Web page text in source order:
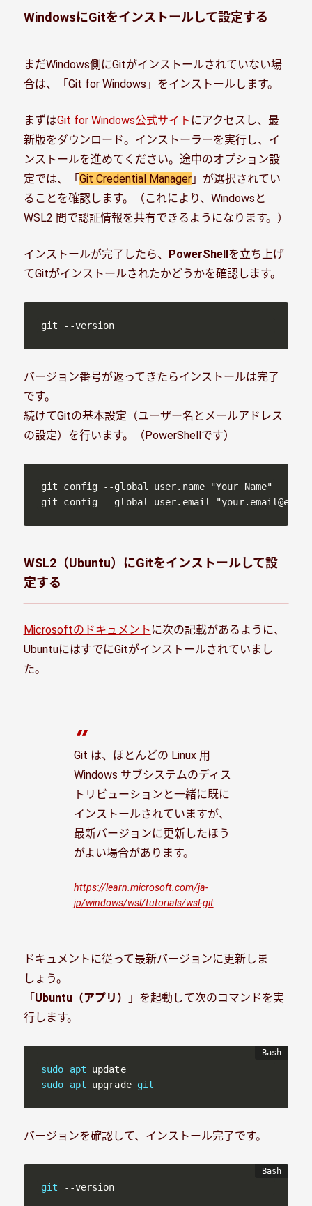
WindowsにGitをインストールして設定する
まだWindows側にGitがインストールされていない場
合は、「Git for Windows」をインストールします。
まずはGit for Windows公式サイト にアクセスし、最
新版をダウンロード。インストーラーを実行し、イ
ンストールを進めてください。途中のオプション設
定では、「 Git Credential Manager」が選択されてい
ることを確認します。（これにより、Windowsと
WSL2 間で認証情報を共有できるようになります。）
インストールが完了したら、 PowerShell を立ち上げ
てGitがインストールされたかどうかを確認します。
git --version
バージョン番号が返ってきたらインストールは完了
です。
続けてGitの基本設定（ユーザー名とメールアドレス
の設定）を行います。（PowerShellです）
git config --global user.name "Your Name"
git config --global user.email
WSL2（Ubuntu）にGitをインストールして設
定する
Microsoftのドキュメント に次の記載があるように、
UbuntuにはすでにGitがインストールされていまし
た。
Git は、ほとんどの Linux 用
Windows サブシステムのディス
トリビューションと一緒に既に
インストールされていますが、
最新バージョンに更新したほう
がよい場合があります。
https://learn.microsoft.com/ja-
jp/windows/wsl/tutorials/wsl-git
ドキュメントに従って最新バージョンに更新しま
しょう。
「 Ubuntu（アプリ）
」を起動して次のコマンドを実
行します。
sudo apt
update
sudo
apt upgrade git
バージョンを確認して、インストール完了です。
git --version